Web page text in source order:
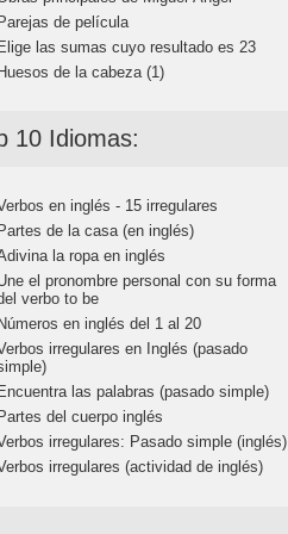
de película
las sumas cuyo resultado es 23
de la cabeza (1)
10 Idiomas:
en inglés - 15 irregulares
de la casa (en inglés)
la ropa en inglés
el pronombre personal con su forma
verbo to be
en inglés del 1 al 20
irregulares en Inglés (pasado
las palabras (pasado simple)
del cuerpo inglés
irregulares: Pasado simple (inglés)
irregulares (actividad de inglés)